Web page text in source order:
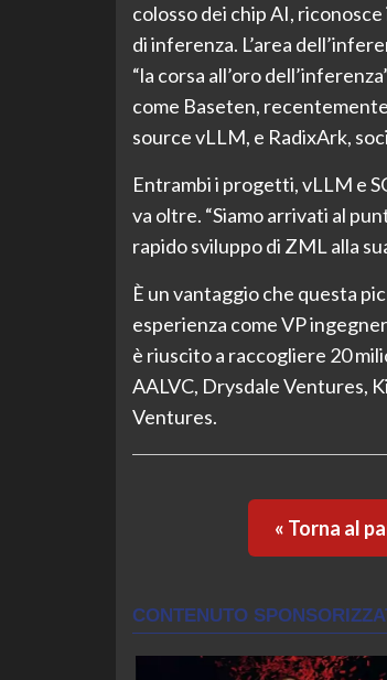
colosso dei chip AI,
di inferenza. L’area
“la corsa all’oro
come Baseten,
source vLLM, e RadixArk,
Entrambi i progetti, vLLM e
va oltre. “Siamo arrivati al
rapido sviluppo di ZML alla
È un vantaggio che questa
esperienza come VP
è riuscito a raccogliere 20
AALVC, Drysdale Ventures,
Ventures.
« Torna al